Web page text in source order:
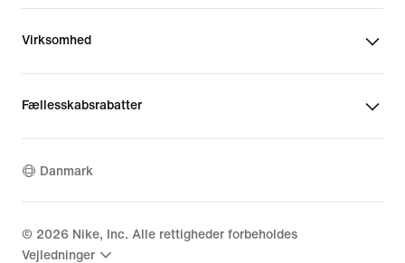
Virksomhed
Fællesskabsrabatter
Danmark
© 2026 Nike, Inc. Alle rettigheder forbeholdes
Vejledninger